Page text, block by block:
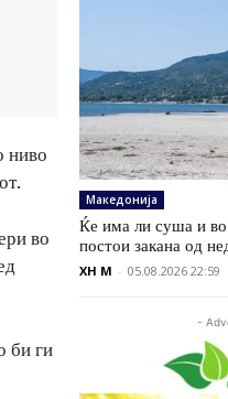
ниво
во
би ги
Македонија
Ќе има ли суша и во
постои закана од
XH M - 05.08.2026 22:59
-